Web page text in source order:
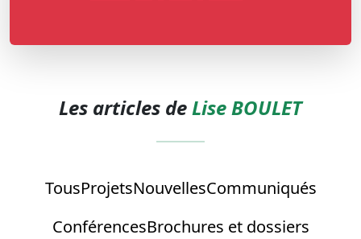
Les articles deLise BOULET
TousProjetsNouvellesCommuniqués
ConférencesBrochures et dossiers